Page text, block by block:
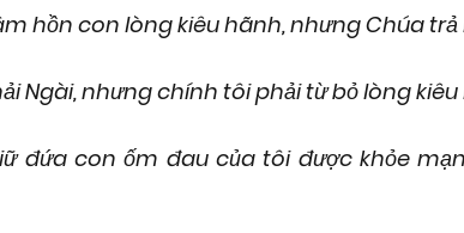
hồn con lòng kiêu hãnh, nhưng Chúa trả
Ngài, nhưng chính tôi phải từ bỏ lòng
đứa con ốm đau của tôi được khỏe